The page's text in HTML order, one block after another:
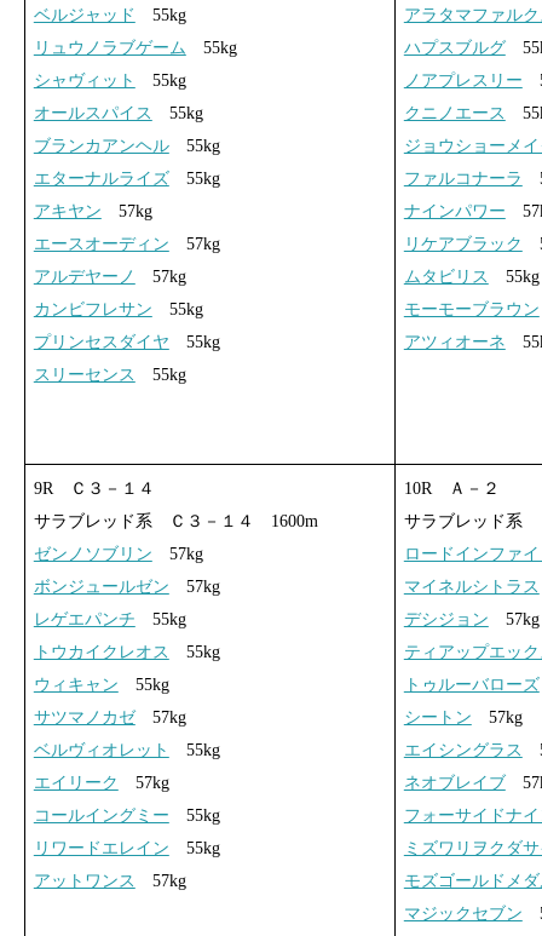
ベルジャッド
55kg
リュウノラブゲーム 55kg
シャヴィット
55kg
オールスパイス
55kg
ブランカアンヘル55kg
エターナルライズ55kg
アキヤン 57kg
エースオーディン 57kg
アルデヤーノ
57kg
カンビフレサン 55kg
プリンセスダイヤ 55kg
スリーセンス
55kg
アラタマファル
ハプスブルグ
ノアプレスリー
クニノエース
ジョウショーメ
ファルコナーラ
ナインパワー
リケアブラック
ムタビリス
55kg
モーモーブラウン
アツィオーネ
9R Ｃ３－１４
サラブレッド系 Ｃ３－１４ 1600m
ゼンノソブリン 57kg
ボンジュールゼン 57kg
レゲエパンチ 55kg
トウカイクレオス
55kg
ウィキャン 55kg
サツマノカゼ57kg
ベルヴィオレット
55kg
エイリーク
57kg
コールイングミー 55kg
リワードエレイン 55kg
アットワンス
57kg
10R Ａ－２
サラブレッド系
ロードインファ
マイネルシトラス
デシジョン 57kg
ティアップエッ
トゥルーバローズ
シートン 57kg
エイシングラス
ネオブレイブ
フォーサイドナ
ミズワリヲクダ
モズゴールドメ
マジックセブン